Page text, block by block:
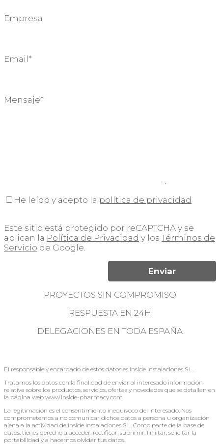
Empresa
Email*
Mensaje*
He leído y acepto la política de privacidad
Este sitio está protegido por reCAPTCHA y se
aplican la Política de Privacidad y losTérminos de
Servicio de Google.
PROYECTOS SIN COMPROMISO
RESPUESTA EN 24H
DELEGACIONES EN TODA ESPAÑA
El responsable y encargado de estos datos es Inside Instalaciones S.L.
Tratamos los datos con la finalidad de enviar al interesado información
relativa sobre los productos, servicios, ofertas y novedades que se detallan en
la página web www.inside-pharmacy.com
La legitimación es el consentimiento inequívoco del interesado. Nos
comprometemos a no comunicar dichos datos a persona u organización
ajena a la actividad de Inside Instalaciones S.L. Como parte de la base de
datos, tienes derecho a acceder, rectificar, suprimir, limitar, solicitar la
portabilidad y a hacernos olvidar tus datos.